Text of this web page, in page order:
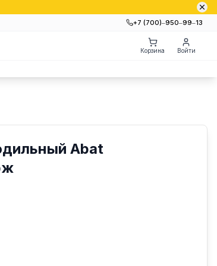
+7 (700)‒950‒99‒13
Корзина Войти
Abat